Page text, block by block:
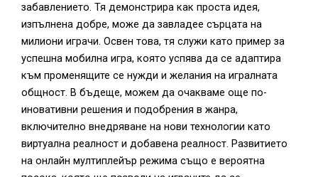
забавлението. Тя демонстрира как проста идея,
изпълнена добре, може да завладее сърцата на
милиони играчи. Освен това, тя служи като пример за
успешна мобилна игра, която успява да се адаптира
към променящите се нужди и желания на игралната
общност. В бъдеще, можем да очакваме още по-
иновативни решения и подобрения в жанра,
включително внедряване на нови технологии като
виртуална реалност и добавена реалност. Развитието
на онлайн мултиплейър режима също е вероятна